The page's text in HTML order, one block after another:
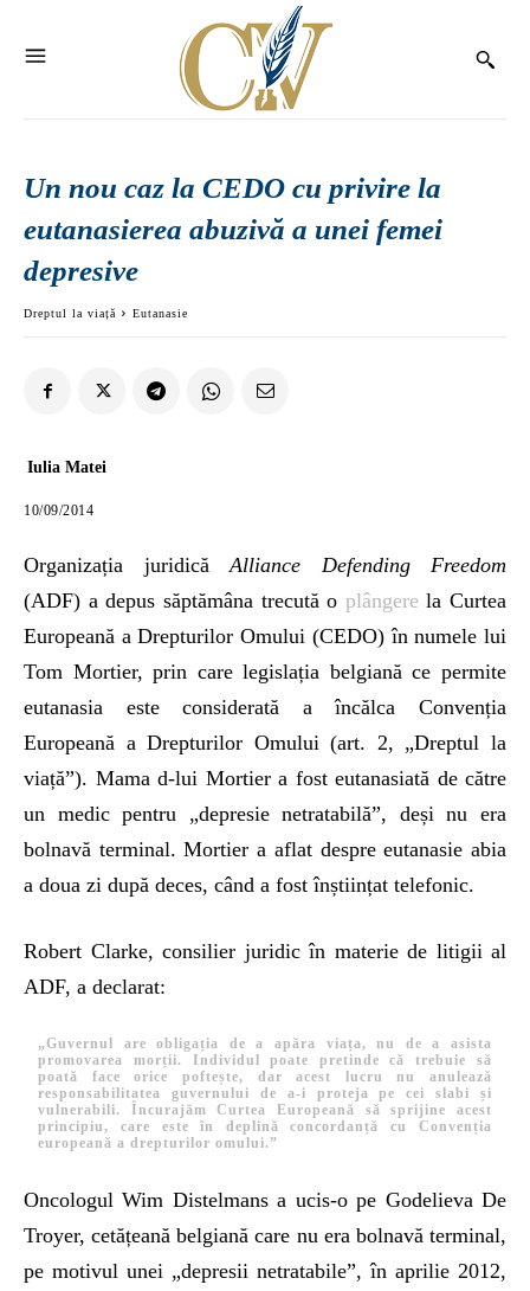
Un nou caz la CEDO cu privire la
eutanasierea abuzivă a unei femei
depresive
Dreptul la viață Eutanasie
Iulia Matei
10/09/2014
Organizația juridicăAlliance Defending Freedom
(ADF) a depus săptămâna trecută o plângere la Curtea
Europeană a Drepturilor Omului (CEDO) în numele lui
Tom Mortier, prin care legislația belgiană ce permite
eutanasia este considerată a încălca Convenția
Europeană a Drepturilor Omului (art. 2, „Dreptul la
viață”). Mama d-lui Mortier a fost eutanasiată de către
un medic pentru „depresie netratabilă”, deși nu era
bolnavă terminal. Mortier a aflat despre eutanasie abia
a doua zi după deces, când a fost înștiințat telefonic.
Robert Clarke, consilier juridic în materie de litigii al
ADF, a declarat:
„Guvernul are obligația de a apăra viața, nu de a asista
promovarea morții. Individul poate pretinde că trebuie să
poată face orice poftește, dar acest lucru nu anulează
responsabilitatea guvernului de a-i proteja pe cei slabi și
vulnerabili. Încurajăm Curtea Europeană să sprijine acest
principiu, care este în deplină concordanță cu Convenția
europeană a drepturilor omului.”
Oncologul Wim Distelmans a ucis-o pe Godelieva De
Troyer, cetățeană belgiană care nu era bolnavă terminal,
pe motivul unei „depresii netratabile”, în aprilie 2012,